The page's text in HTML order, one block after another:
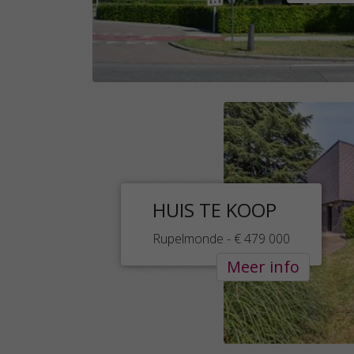
HUIS TE KOOP
Rupelmonde - € 479 000
Meer info